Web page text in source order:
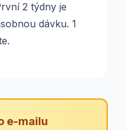
2 týdny je
dávku. 1
e-mailu